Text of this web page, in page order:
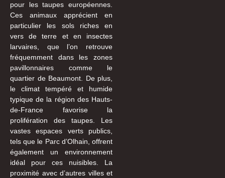
pour les taupes européennes.
Ces animaux apprécient en
particulier les sols riches en
vers de terre et en insectes
larvaires, que l’on retrouve
fréquemment dans les zones
pavillonnaires comme le
quartier de Beaumont. De plus,
le climat tempéré et humide
typique de la région des Hauts-
de-France favorise la
prolifération des taupes. Les
vastes espaces verts publics,
tels que le Parc d’Olhain, offrent
également un environnement
idéal pour ces nuisibles. La
proximité avec d’autres villes et